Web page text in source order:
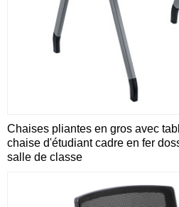
Chaises pliantes en gros avec
chaise d'étudiant cadre en fer
salle de classe